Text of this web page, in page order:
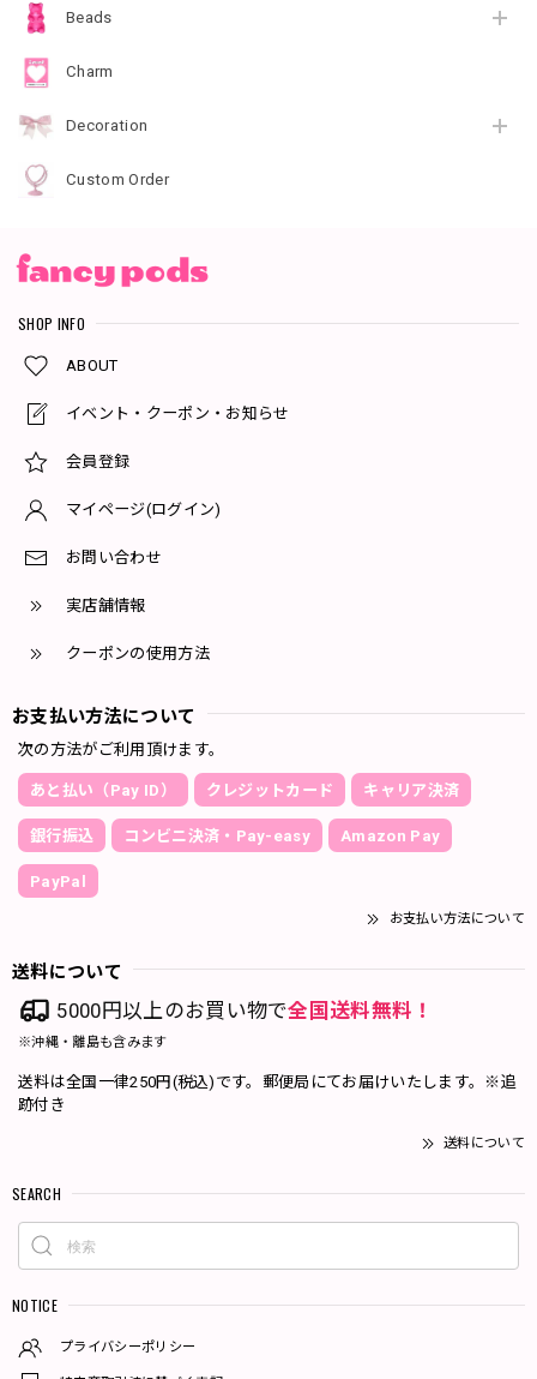
Beads
Charm
Decoration
Custom Order
SHOP INFO
ABOUT
イベント・クーポン・お知らせ
会員登録
マイページ(ログイン)
お問い合わせ
実店舗情報
クーポンの使用方法
お支払い方法について
次の方法がご利用頂けます。
あと払い（Pay ID） クレジットカード キャリア決済
銀行振込 コンビニ決済・Pay-easy Amazon Pay
PayPal
お支払い方法について
送料について
5000円以上のお買い物で全国送料無料！
※沖縄・離島も含みます
送料は全国一律250円(税込)です。郵便局にてお届けいたします。※追
跡付き
送料について
SEARCH
NOTICE
プライバシーポリシー